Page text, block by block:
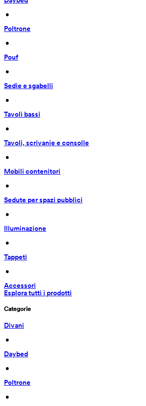
•
Poltrone
•
Pouf
•
Sedie e sgabelli
•
Tavoli bassi
•
Tavoli, scrivanie e consolle
•
Mobili contenitori
•
Sedute per spazi pubblici
•
Illuminazione
•
Tappeti
•
Accessori
Esplora tutti i prodotti
Categorie
Divani
•
Daybed
•
Poltrone
•